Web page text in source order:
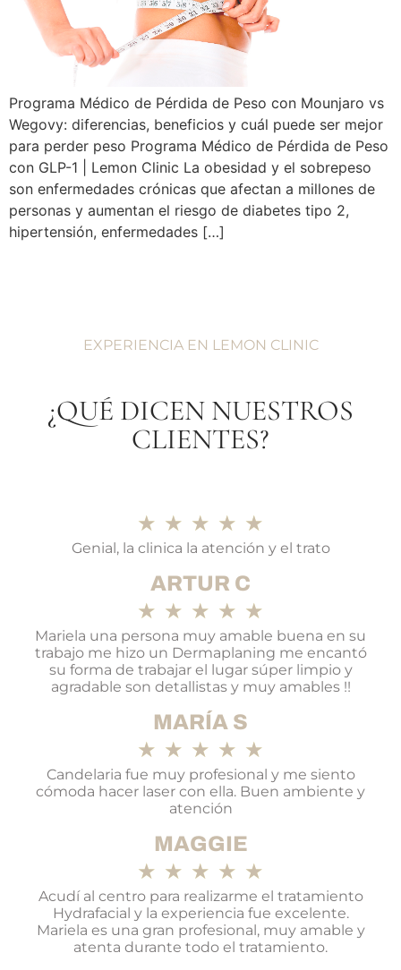
Programa Médico de Pérdida de Peso con Mounjaro vs
Wegovy: diferencias, beneficios y cuál puede ser mejor
para perder peso Programa Médico de Pérdida de Peso
con GLP-1 | Lemon Clinic La obesidad y el sobrepeso
son enfermedades crónicas que afectan a millones de
personas y aumentan el riesgo de diabetes tipo 2,
hipertensión, enfermedades […]
EXPERIENCIA EN LEMON CLINIC
¿QUÉ DICEN NUESTROS
CLIENTES?
★ ★ ★ ★ ★
Genial, la clinica la atención y el trato
ARTUR C
★ ★ ★ ★ ★
Mariela una persona muy amable buena en su
trabajo me hizo un Dermaplaning me encantó
su forma de trabajar el lugar súper limpio y
agradable son detallistas y muy amables !!
MARÍA S
★ ★ ★ ★ ★
Candelaria fue muy profesional y me siento
cómoda hacer laser con ella. Buen ambiente y
atención
MAGGIE
★ ★ ★ ★ ★
Acudí al centro para realizarme el tratamiento
Hydrafacial y la experiencia fue excelente.
Mariela es una gran profesional, muy amable y
atenta durante todo el tratamiento.